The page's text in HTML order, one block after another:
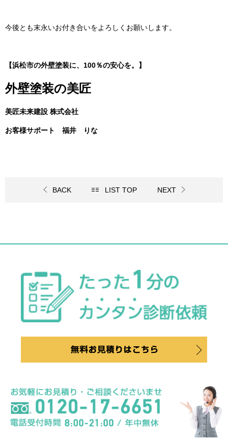
今後とも末永いお付き合いをよろしくお願いします。
【浜松市の外壁塗装に、100％の安心を。】
外壁塗装の美匠
美匠未来建設 株式会社
お客様サポート 福井 りな
BACK LIST TOP NEXT